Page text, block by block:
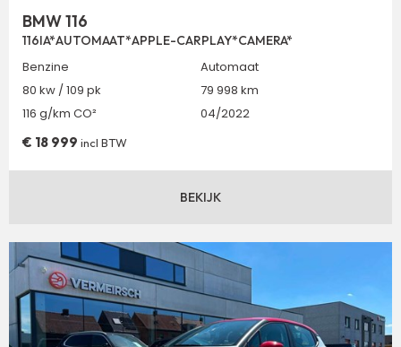
BMW 116
116IA*AUTOMAAT*APPLE-CARPLAY*CAMERA*
Benzine
Automaat
80 kw / 109 pk
79 998 km
116 g/km CO²
04/2022
€ 18 999 incl BTW
BEKIJK